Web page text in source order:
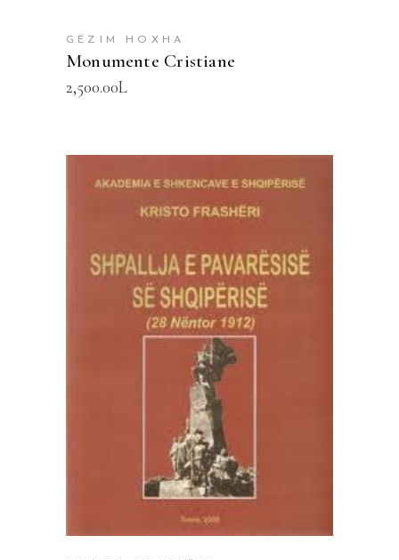
GËZIM HOXHA
Monumente Cristiane
2,500.00L
SHTOJE NË SHPORTË